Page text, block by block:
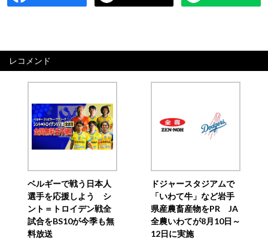
レコメンド
ベルギーで戦う日本人
選手を応援しよう シ
ント＝トロイデン戦全
試合をBS10が今季も無
料放送
ドジャースタジアムで
「いわて牛」など岩手
県産農畜産物をPR JA
全農いわてが8月10日～
12日に実施